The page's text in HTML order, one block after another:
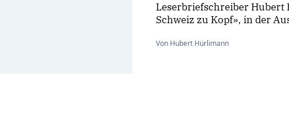
Leserbriefschreiber Hubert
Schweiz zu Kopf», in der
Von Hubert Hürlimann